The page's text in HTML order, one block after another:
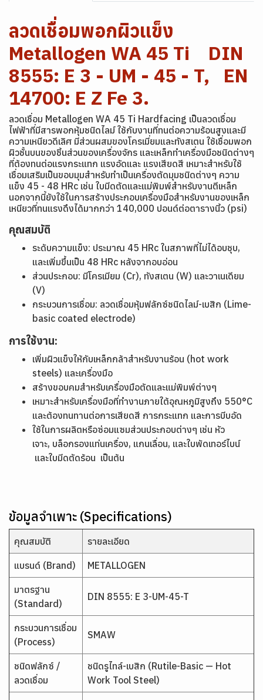
ลวดเชื่อมพอกผิวแข็ง
Metallogen WA 45 Ti DIN
8555: E 3 - UM - 45 - T, EN
14700: E Z Fe 3.
ลวดเชื่อม Metallogen WA 45 Ti Hardfacing เป็นลวดเชื่อม
ไฟฟ้าที่มีสารพอกหุ้มชนิดไลม์ ใช้กับงานที่ทนต่อความร้อนสูงและมี
ความเหนียวดีเลิศ มีส่วนผสมของโครเมี่ยมและทังสเตน ใช้เชื่อมพอก
ผิวชั้นบนของชิ้นส่วนของเครื่องจักร และเหล็กทำเครื่องมือชนิดต่างๆ
ที่ต้องทนต่อแรงกระแทก แรงอัดและ แรงเสียดสี เหมาะสำหรับใช้
เชื่อมเสริมเป็นขอบมุมสำหรับทำเป็นเครื่องตัดมุมชนิดต่างๆ ความ
แข็ง 45 - 48 HRc เช่น ใบมีดตัดและแม่พิมพ์สำหรับงานตีเหล็ก
นอกจากนี้ยังใช้ในการสร้างประกอบเครื่องมือสำหรับงานของเหล็ก
เหนียวที่ทนแรงดึงได้มากกว่า 140,000 ปอนด์ต่อตารางนิ้ว (psi)
คุณสมบัติ
ระดับความแข็ง: ประมาณ 45 HRc ในสภาพที่ไม่ได้อบชุบ,
และเพิ่มขึ้นเป็น 48 HRc หลังจากอบอ่อน
ส่วนประกอบ: มีโครเมียม (Cr), ทังสเตน (W) และวาเนเดียม
(V)
กระบวนการเชื่อม: ลวดเชื่อมหุ้มฟลักซ์ชนิดไลม์-เบสิก (Lime-
basic coated electrode)
การใช้งาน:
เพิ่มผิวแข็งให้กับเหล็กกล้าสำหรับงานร้อน (hot work
steels) และเครื่องมือ
สร้างขอบคมสำหรับเครื่องมือตัดและแม่พิมพ์ต่างๆ
เหมาะสำหรับเครื่องมือที่ทำงานภายใต้อุณหภูมิสูงถึง 550°C
และต้องทนทานต่อการเสียดสี การกระแทก และการบีบอัด
ใช้ในการผลิตหรือซ่อมแซมส่วนประกอบต่างๆ เช่น หัว
เจาะ, บล็อกรองแท่นเครื่อง, แกนเลื่อน, และใบพัดเทอร์ไบน์
และใบมีดตัดร้อน เป็นต้น
ข้อมูลจำเพาะ (Specifications)
คุณสมบัติ รายละเอียด
แบรนด์ (Brand) METALLOGEN
มาตรฐาน
(Standard)
DIN 8555: E 3-UM-45-T
กระบวนการเชื่อม
(Process)
SMAW
ชนิดฟลักซ์ /
ลวดเชื่อม
ชนิดรูไทล์-เบสิก (Rutile-Basic — Hot
Work Tool Steel)